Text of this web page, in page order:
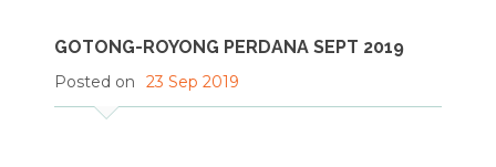
GOTONG-ROYONG PERDANA SEPT 2019
Posted on 23 Sep 2019